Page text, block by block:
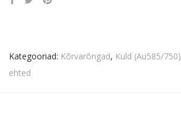
Kategooriad: Kõrvarõngad, Kuld (Au585/750)
ehted